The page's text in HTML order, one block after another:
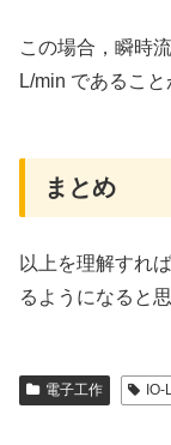
この場合，瞬時
L/min であること
まとめ
以上を理解すれ
るようになると
電子工作 IO-